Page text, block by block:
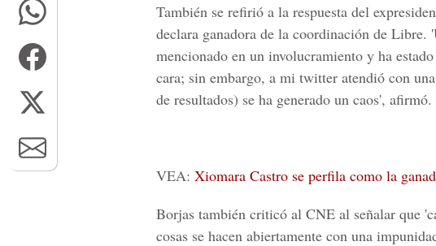
También se refirió a la respuesta del
declara ganadora de la coordinación de
mencionado en un involucramiento y ha
cara; sin embargo, a mi twitter atendió con
de resultados) se ha generado un caos', afirmó.
VEA: Xiomara Castro se perfila como la
Borjas también criticó al CNE al señalar que
cosas se hacen abiertamente con una